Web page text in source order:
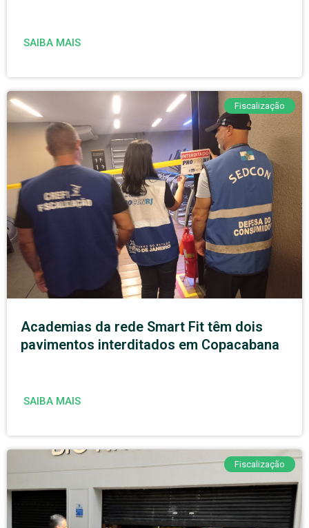
SAIBA MAIS
Fiscalização
Academias da rede Smart Fit têm dois
pavimentos interditados em Copacabana
SAIBA MAIS
Fiscalização